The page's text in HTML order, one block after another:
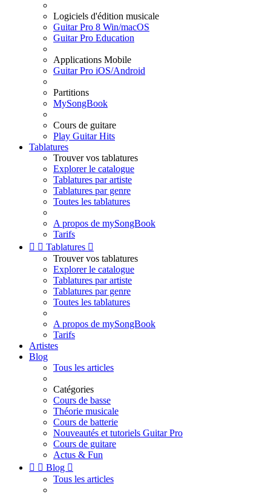
Logiciels d'édition musicale
Guitar Pro 8 Win/macOS
Guitar Pro Education
Applications Mobile
Guitar Pro iOS/Android
Partitions
MySongBook
Cours de guitare
Play Guitar Hits
Tablatures
Trouver vos tablatures
Explorer le catalogue
Tablatures par artiste
Tablatures par genre
Toutes les tablatures
A propos de mySongBook
Tarifs
  Tablatures 
Trouver vos tablatures
Explorer le catalogue
Tablatures par artiste
Tablatures par genre
Toutes les tablatures
A propos de mySongBook
Tarifs
Artistes
Blog
Tous les articles
Catégories
Cours de basse
Théorie musicale
Cours de batterie
Nouveautés et tutoriels Guitar Pro
Cours de guitare
Actus & Fun
  Blog 
Tous les articles